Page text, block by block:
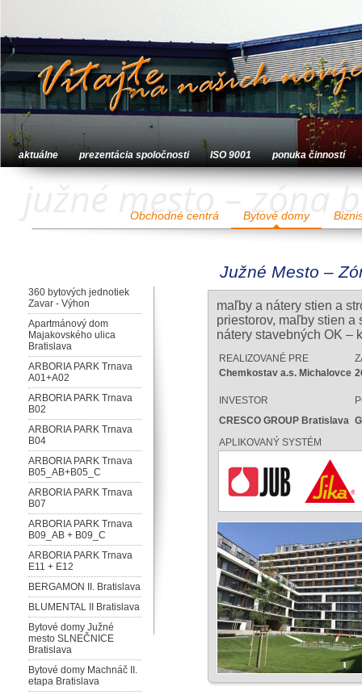
aktuálne prezentácia spoločnosti ISO 9001 ponuka činností
Obchodné centrá Bytové domy
južné mesto –
360 bytových jednotiek
Zavar - Výhon
Apartmánový dom
Majakovského ulica
Bratislava
ARBORIA PARK Trnava
A01+A02
ARBORIA PARK Trnava
B02
ARBORIA PARK Trnava
B04
ARBORIA PARK Trnava
B05_AB+B05_C
ARBORIA PARK Trnava
B07
ARBORIA PARK Trnava
B09_AB + B09_C
ARBORIA PARK Trnava
E11 + E12
BERGAMON II. Bratislava
BLUMENTAL II Bratislava
Bytové domy Južné
mesto SLNEČNICE
Bratislava
Bytové domy Machnáč II.
etapa Bratislava
Južné Mesto –
maľby a nátery stien a
priestorov, maľby stien a
nátery stavebných OK –
REALIZOVANÉ PRE
Chemkostav a.s. Michalovce
INVESTOR
CRESCO GROUP Bratislava
APLIKOVANÝ SYSTÉM